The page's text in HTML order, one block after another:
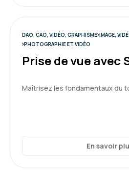
DAO, CAO, VIDÉO, GRAPHISME IMAGE,
PHOTOGRAPHIE ET VIDÉO
Prise de vue avec
Maîtrisez les fondamentaux du
En savoir